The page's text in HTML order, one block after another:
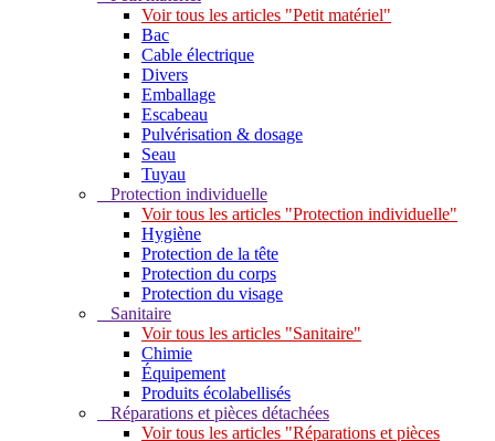
Voir tous les articles "Petit matériel"
Bac
Cable électrique
Divers
Emballage
Escabeau
Pulvérisation & dosage
Seau
Tuyau
Protection individuelle
Voir tous les articles "Protection individuelle"
Hygiène
Protection de la tête
Protection du corps
Protection du visage
Sanitaire
Voir tous les articles "Sanitaire"
Chimie
Équipement
Produits écolabellisés
Réparations et pièces détachées
Voir tous les articles "Réparations et pièces